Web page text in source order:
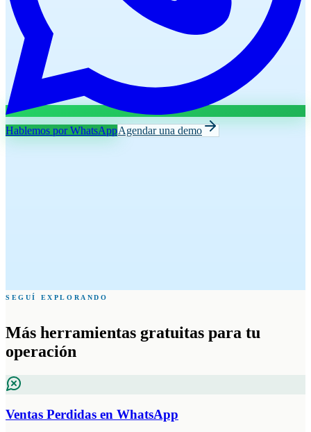
Hablemos por WhatsAppAgendar una demo
SEGUÍ EXPLORANDO
Más herramientas gratuitas para tu
operación
Ventas Perdidas en WhatsApp